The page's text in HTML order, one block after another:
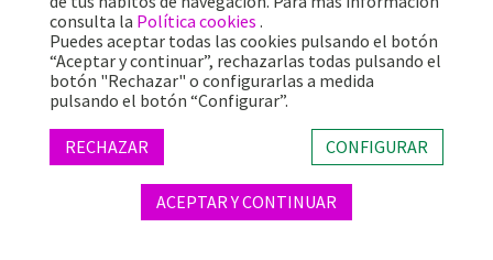
Más de 25 años ofreciendo la mejor música en directo desde
Barcelona.
Conciertos, festivales y eventos de gran convocatoria.
© 2026 TheProject Music Company, S.L. |Aviso legal|
consulta la Política cookies .
Puedes aceptar todas las cookies pulsando el botón
“Aceptar y continuar”, rechazarlas todas pulsando el
botón "Rechazar" o configurarlas a medida
pulsando el botón “Configurar”.
RECHAZAR CONFIGURAR
ACEPTAR Y CONTINUAR